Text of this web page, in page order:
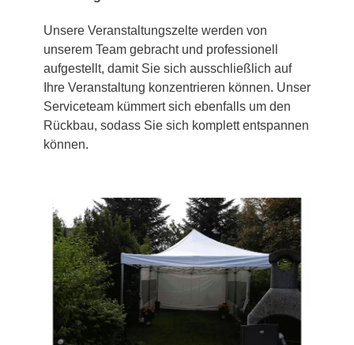
Unsere Veranstaltungszelte werden von
unserem Team gebracht und professionell
aufgestellt, damit Sie sich ausschließlich auf
Ihre Veranstaltung konzentrieren können. Unser
Serviceteam kümmert sich ebenfalls um den
Rückbau, sodass Sie sich komplett entspannen
können.